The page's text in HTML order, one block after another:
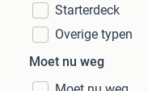
Starterdeck
Overige typen
Moet nu weg